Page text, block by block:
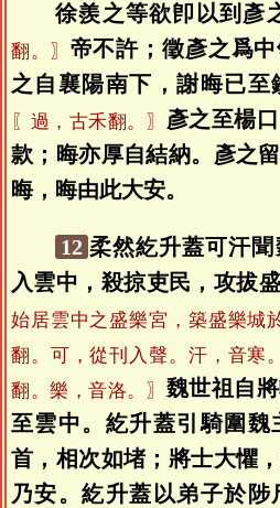
徐羨之等欲卽以到彥
翻。〗 帝不許；徵彥之爲
之自襄陽南下，謝晦已至
〖過，古禾翻。〗
彥之至楊
款；晦亦厚自結納。彥之
晦，晦由此大安。
12 柔然紇升蓋可汗
入雲中，殺掠吏民，攻拔盛
始居雲中之盛樂宮，築盛樂城
翻。可，從刊入聲。汗，音寒
翻。樂，音洛。〗魏世祖自
至雲中。紇升蓋引騎圍魏
首，相次如堵；將士大懼
乃安。紇升蓋以弟子於